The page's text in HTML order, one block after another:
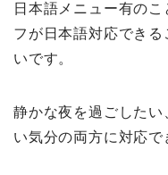
日本語メニュー有の
フが日本語対応でき
いです。
静かな夜を過ごした
い気分の両方に対応で